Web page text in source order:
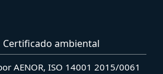
Certificado ambiental
AENOR, ISO 14001 2015/0061